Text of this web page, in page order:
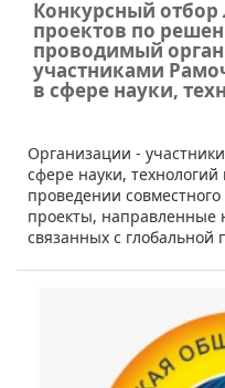
Конкурсный
проектов по
проводимый
участниками
в сфере науки,
​​Организации -
сфере науки,
проведении
проекты,
связанных с глобальной